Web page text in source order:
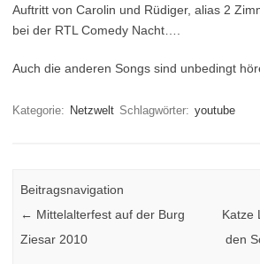
Auftritt von Carolin und Rüdiger, alias 2
bei der RTL Comedy Nacht….
Auch die anderen Songs sind unbedingt
Kategorie: Netzwelt Schlagwörter: youtube
Beitragsnavigation
← Mittelalterfest auf der Burg
Ziesar 2010
Katze
den